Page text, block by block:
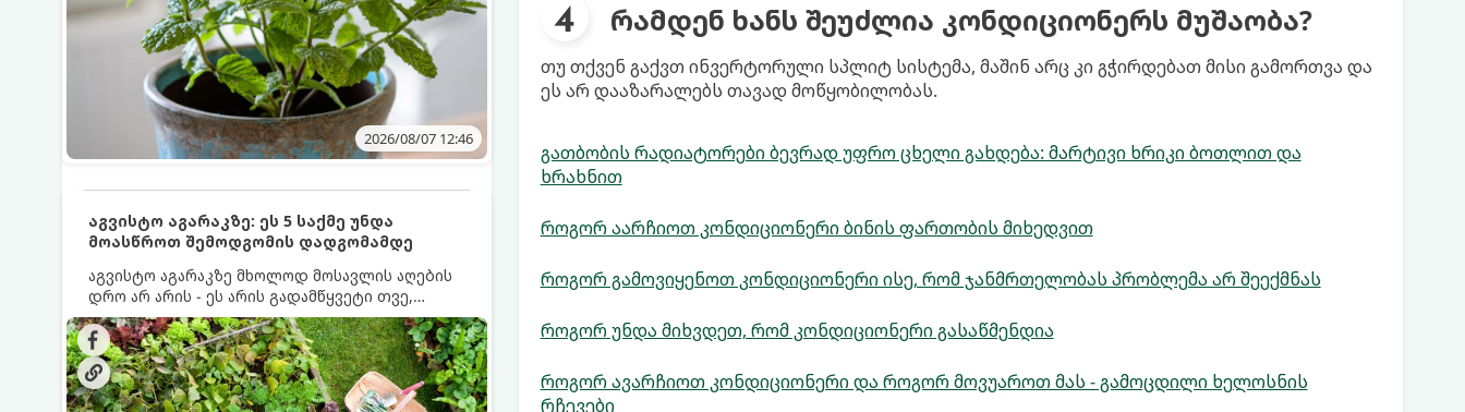
2026/08/07 12:46
აგვისტო აგარაკზე: ეს 5 საქმე უნდა
მოასწროთ შემოდგომის დადგომამდე
აგვისტო აგარაკზე მხოლოდ მოსავლის აღების
დრო არ არის - ეს არის გადამწყვეტი თვე,
როდესაც საფუძველი ეყრება მომავალი წლის
მოსავალს და ბაღი მზადდება შემოდგომა-
ზამთრის სეზონისთვის. იმისათვის, რომ
ნიადაგმა ენერგია აღიდგინოს, ხოლო
მცენარეებმა ზამთარს გაუძლონ, აგვისტოს
რამდენ ხანს შეუძლია კონდიციონერს მუშაობა?
თუ თქვენ გაქვთ ინვერტორული სპლიტ სისტემა, მაშინ არც კი გჭირდებათ მისი გამორთვა და
ეს არ დააზარალებს თავად მოწყობილობას.
გათბობის რადიატორები ბევრად უფრო ცხელი გახდება: მარტივი ხრიკი ბოთლით და
ხრახნით
როგორ აარჩიოთ კონდიციონერი ბინის ფართობის მიხედვით
როგორ გამოვიყენოთ კონდიციონერი ისე, რომ ჯანმრთელობას პრობლემა არ შეექმნას
როგორ უნდა მიხვდეთ, რომ კონდიციონერი გასაწმენდია
როგორ ავარჩიოთ კონდიციონერი და როგორ მოვუაროთ მას - გამოცდილი ხელოსნის
რჩევები